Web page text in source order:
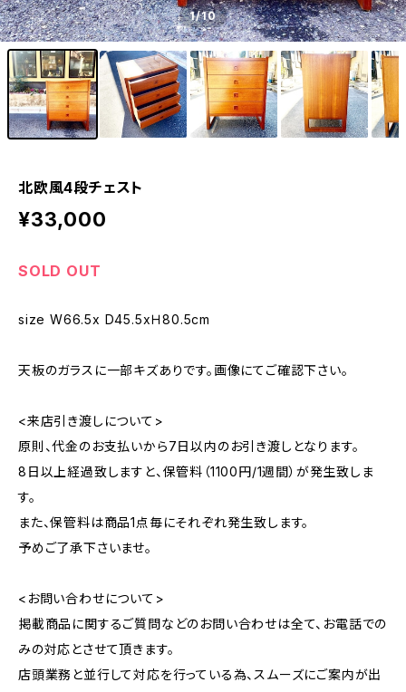
1/10
北欧風4段チェスト
¥33,000
SOLD OUT
size W66.5x D45.5xＨ80.5cm
天板のガラスに一部キズありです。画像にてご確認下さい。
<来店引き渡しについて>
原則、代金のお支払いから7日以内のお引き渡しとなります。
8日以上経過致しますと、保管料（1100円/1週間）が発生致しま
す。
また、保管料は商品1点毎にそれぞれ発生致します。
予めご了承下さいませ。
<お問い合わせについて>
掲載商品に関するご質問などのお問い合わせは全て、お電話での
みの対応とさせて頂きます。
店頭業務と並行して対応を行っている為、スムーズにご案内が出